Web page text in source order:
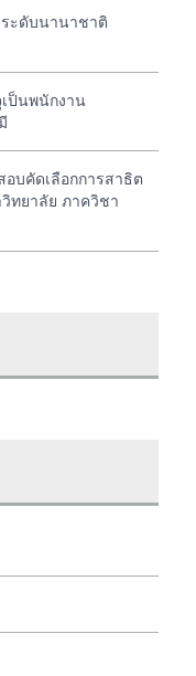
ะดับนานาชาติ
ป็นพนักงาน
บคัดเลือกการสาธิต
ทยาลัย ภาควิชา